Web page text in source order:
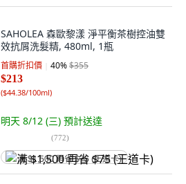
SAHOLEA 森歐黎漾 淨平衡茶樹控油雙
效抗屑洗髮精, 480ml, 1瓶
首購折扣價 40%$355
$213
($44.38/100ml)
明天 8/12 (三) 預計送達
(772)
满 $1,500 再省 $75 (王道卡)